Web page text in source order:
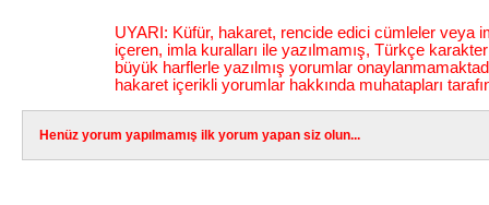
UYARI: Küfür, hakaret, rencide edici cümleler veya
içeren, imla kuralları ile yazılmamış, Türkçe
büyük harflerle yazılmış yorumlar
hakaret içerikli yorumlar hakkında muhatapları
Henüz yorum yapılmamış ilk yorum yapan siz olun...